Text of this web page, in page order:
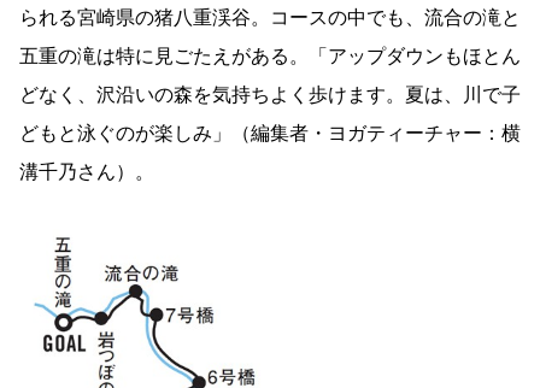
られる宮崎県の猪八重渓谷。コースの中でも、流合の滝と
五重の滝は特に見ごたえがある。「アップダウンもほとん
どなく、沢沿いの森を気持ちよく歩けます。夏は、川で子
どもと泳ぐのが楽しみ」（編集者・ヨガティーチャー：横
溝千乃さん）。